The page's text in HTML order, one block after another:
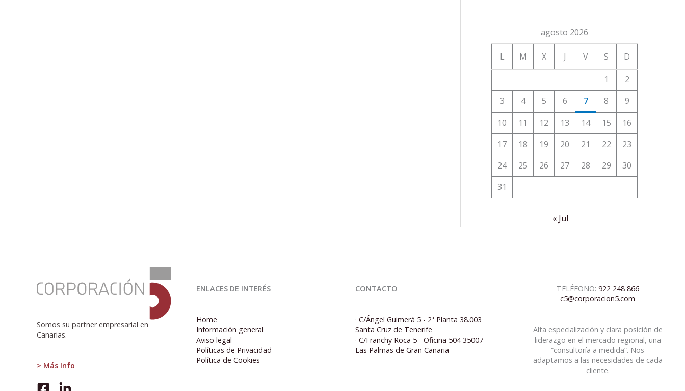
agosto 2026
L M X J V S D
1
2
3
4 5 6 7 8
9
10
11 12 13 14 15
16
17
18 19 20 21 22
23
24
25 26 27 28 29
30
31
« Jul
Somos su partner empresarial en
Canarias.
> Más Info
El
ISTAC
Estadística
ENLACES DE INTERÉS
Home
Información general
Aviso legal
Políticas de Privacidad
Política de Cookies
CONTACTO
· C/Ángel Guimerá 5 - 2ª Planta 38.003
Santa Cruz de Tenerife
· C/Franchy Roca 5 - Oficina 504 35007
Las Palmas de Gran Canaria
TELÉFONO: 922 248 866
c5@corporacion5.com
Alta especialización y clara posición de
liderazgo en el mercado regional, una
“consultoría a medida”. Nos
adaptamos a las necesidades de cada
cliente.